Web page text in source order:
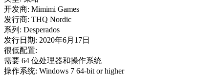
开发商: Mimimi Games
发行商: THQ Nordic
系列: Desperados
发行日期: 2020年6月17日
很低配置:
需要 64 位处理器和操作系统
操作系统: Windows 7 64-bit or higher